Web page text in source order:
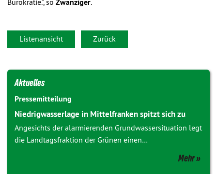
Bürokratie.“, so Zwanziger.
Listenansicht Zurück
Aktuelles
Pressemitteilung
Niedrigwasserlage in Mittelfranken spitzt sich zu
Angesichts der alarmierenden Grundwassersituation legt
die Landtagsfraktion der Grünen einen…
Mehr